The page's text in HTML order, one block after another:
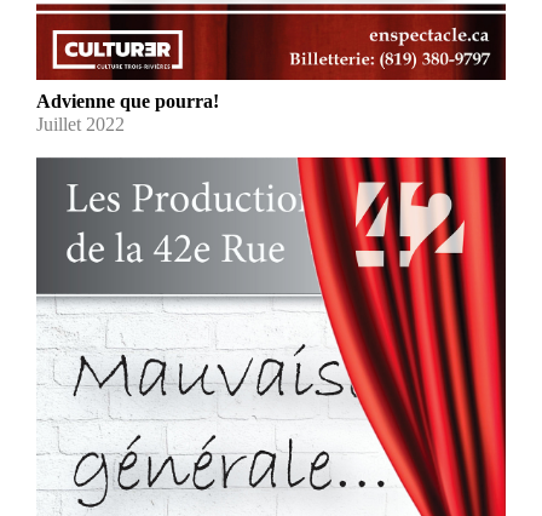
Advienne que pourra!
Juillet 2022